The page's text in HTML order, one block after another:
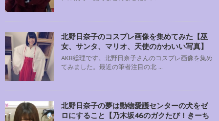
北野日奈子のコスプレ画像を集めてみた【巫
女、サンタ、マリオ、天使のかわいい写真】
AKB総理です。北野日奈子さんのコスプレ画像を集め
てみました。最近の筆者注目の北 ...
北野日奈子の夢は動物愛護センターの犬をゼ
ロにすること【乃木坂46のガクたび！きーち